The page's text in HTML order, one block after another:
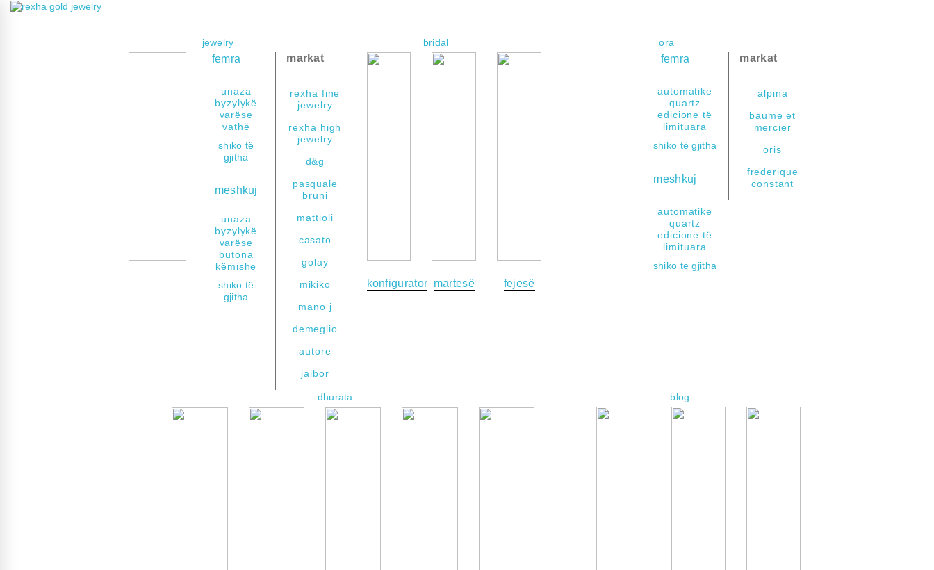
jewelry
femra
unaza
byzylykë
varëse
vathë
shiko të
gjitha
meshkuj
unaza
byzylykë
varëse
butona
këmishe
shiko të
gjitha
markat
rexha fine
jewelry
rexha high
jewelry
d&g
pasquale
bruni
mattioli
casato
golay
mikiko
mano j
demeglio
autore
jaibor
bridal
konfigurator martesë fejesë
ora
femra
automatike
quartz
edicione të
limituara
shiko të gjitha
meshkuj
automatike
quartz
edicione të
limituara
shiko të gjitha
markat
alpina
baume et
mercier
oris
frederique
constant
dhurata blog